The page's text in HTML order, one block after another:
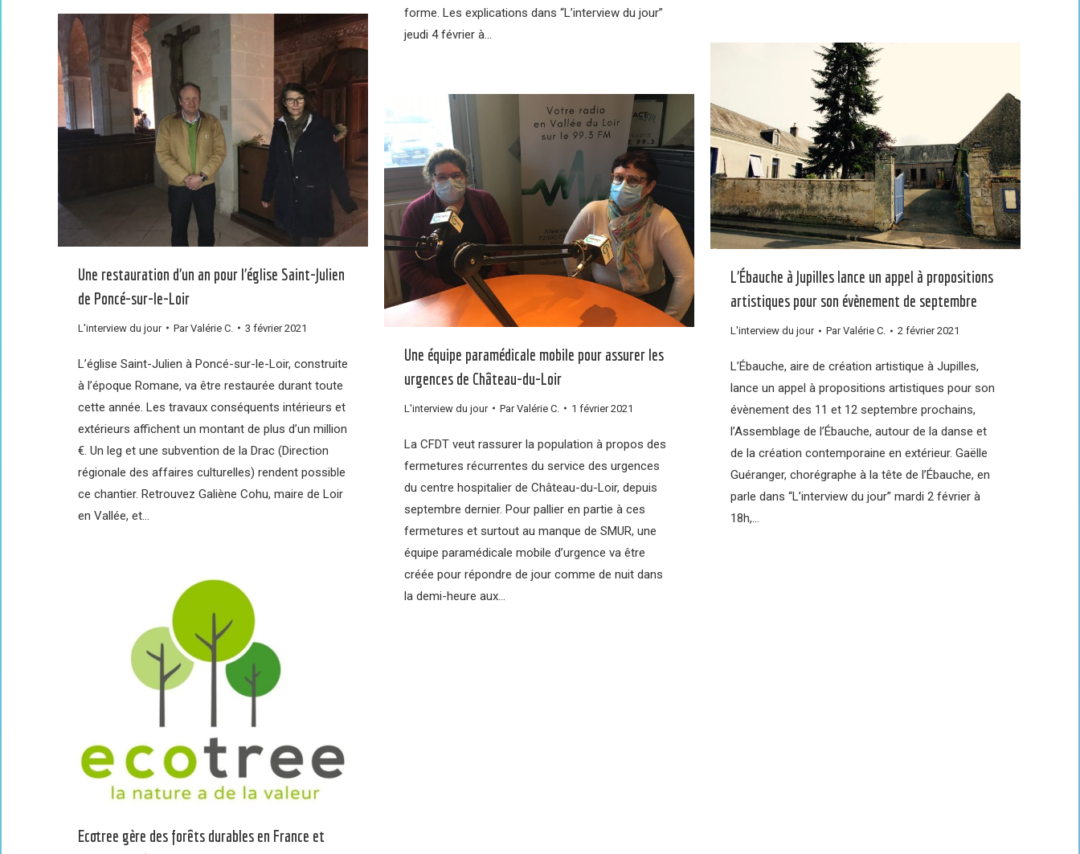
forme. Les explications dans “L’interview du jour”
jeudi 4 février à…
Une restauration d’un an pour l’église Saint-Julien
de Poncé-sur-le-Loir
L'interview du jour ParValérie C. 3 février 2021
L’église Saint-Julien à Poncé-sur-le-Loir, construite
à l’époque Romane, va être restaurée durant toute
cette année. Les travaux conséquents intérieurs et
extérieurs affichent un montant de plus d’un million
€. Un leg et une subvention de la Drac (Direction
régionale des affaires culturelles) rendent possible
ce chantier. Retrouvez Galiène Cohu, maire de Loir
en Vallée, et…
L’Ébauche à Jupilles lance un appel à propositions
artistiques pour son évènement de septembre
L'interview du jour ParValérie C. 2 février 2021
L’Ébauche, aire de création artistique à Jupilles,
lance un appel à propositions artistiques pour son
évènement des 11 et 12 septembre prochains,
l’Assemblage de l’Ébauche, autour de la danse et
de la création contemporaine en extérieur. Gaëlle
Guéranger, chorégraphe à la tête de l’Ébauche, en
parle dans “L’interview du jour” mardi 2 février à
18h,…
Une équipe paramédicale mobile pour assurer les
urgences de Château-du-Loir
L'interview du jour ParValérie C. 1 février 2021
La CFDT veut rassurer la population à propos des
fermetures récurrentes du service des urgences
du centre hospitalier de Château-du-Loir, depuis
septembre dernier. Pour pallier en partie à ces
fermetures et surtout au manque de SMUR, une
équipe paramédicale mobile d’urgence va être
créée pour répondre de jour comme de nuit dans
la demi-heure aux…
Ecotree gère des forêts durables en France et